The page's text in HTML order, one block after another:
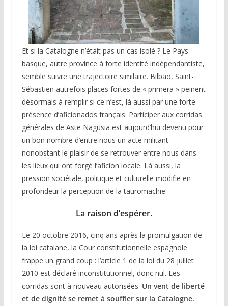
Et si la Catalogne n’était pas un cas isolé ? Le Pays
basque, autre province à forte identité indépendantiste,
semble suivre une trajectoire similaire. Bilbao, Saint-
Sébastien autrefois places fortes de « primera » peinent
désormais à remplir si ce n’est, là aussi par une forte
présence d’aficionados français. Participer aux corridas
générales de Aste Nagusia est aujourd’hui devenu pour
un bon nombre d’entre nous un acte militant
nonobstant le plaisir de se retrouver entre nous dans
les lieux qui ont forgé l’aficion locale. Là aussi, la
pression sociétale, politique et culturelle modifie en
profondeur la perception de la tauromachie.
La raison d’espérer.
Le 20 octobre 2016, cinq ans après la promulgation de
la loi catalane, la Cour constitutionnelle espagnole
frappe un grand coup : l’article 1 de la loi du 28 juillet
2010 est déclaré inconstitutionnel, donc nul. Les
corridas sont à nouveau autorisées. Un vent de liberté
et de dignité se remet à souffler sur la Catalogne.